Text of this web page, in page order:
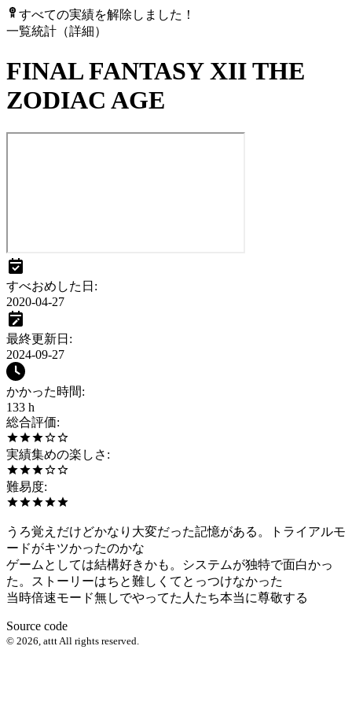
すべての実績を解除しました！
一覧統計（詳細）
FINAL FANTASY XII THE
ZODIAC AGE
すべおめした日 :
2020-04-27
最終更新日 :
2024-09-27
かかった時間:
133 h
総合評価:
実績集めの楽しさ :
難易度:
うろ覚えだけどかなり大変だった記憶がある。トライアルモ
ードがキツかったのかな
ゲームとしては結構好きかも。システムが独特で面白かっ
た。ストーリーはちと難しくてとっつけなかった
当時倍速モード無しでやってた人たち本当に尊敬する
Source code
© 2026 attt All rights reserved.